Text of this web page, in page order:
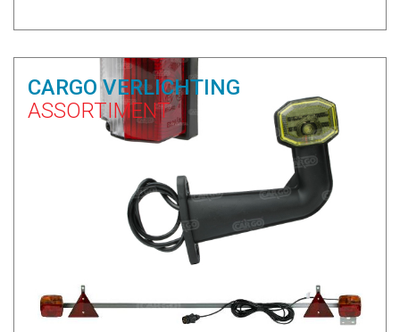
CARGO VERLICHTING
ASSORTIMENT